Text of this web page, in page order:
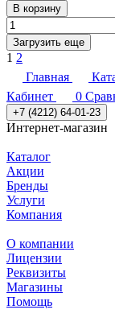
В корзину
Загрузить еще
1 2
Главная
Кабинет
0
+7 (4212) 64-01-23
Интернет-магазин
Каталог
Акции
Бренды
Услуги
Компания
О компании
Лицензии
Реквизиты
Магазины
Помощь